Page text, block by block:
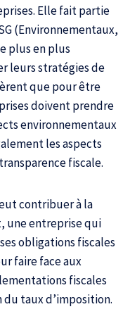
Elle fait partie
(Environnementaux,
plus en plus
leurs stratégies de
que pour être
doivent prendre
environnementaux
les aspects
fiscale.
contribuer à la
une entreprise qui
obligations fiscales
faire face aux
fiscales
taux d’imposition.